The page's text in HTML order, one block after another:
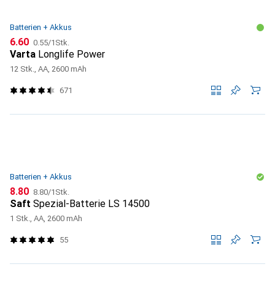
Batterien + Akkus
CHF
6.60 CHF
0.55/1Stk.
Varta Longlife Power
12 Stk., AA, 2600 mAh
671
Batterien + Akkus
CHF
8.80 CHF
8.80/1Stk.
Saft Spezial-Batterie LS 14500
1 Stk., AA, 2600 mAh
55